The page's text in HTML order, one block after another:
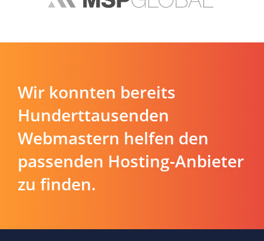
Wir konnten bereits
Hunderttausenden
Webmastern helfen den
passenden Hosting-Anbieter
zu finden.